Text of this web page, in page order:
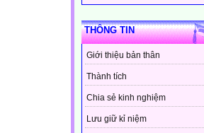
THÔNG TIN
Giới thiệu bản thân
Thành tích
Chia sẻ kinh nghiệm
Lưu giữ kỉ niệm